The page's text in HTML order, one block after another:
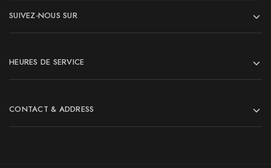
SUIVEZ-NOUS SUR
HEURES DE SERVICE
CONTACT & ADDRESS